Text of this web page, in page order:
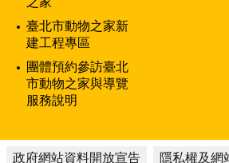
臺北市動物之家新
建工程專區
團體預約參訪臺北
市動物之家與導覽
服務說明
政府網站資料開放宣告 隱私權及網